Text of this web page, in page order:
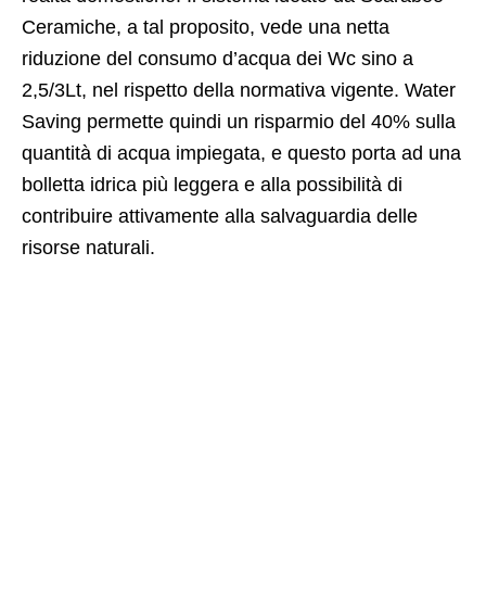
Ceramiche, a tal proposito, vede una netta
riduzione del consumo d’acqua dei Wc sino a
2,5/3Lt, nel rispetto della normativa vigente. Water
Saving permette quindi un risparmio del 40% sulla
quantità di acqua impiegata, e questo porta ad una
bolletta idrica più leggera e alla possibilità di
contribuire attivamente alla salvaguardia delle
risorse naturali.